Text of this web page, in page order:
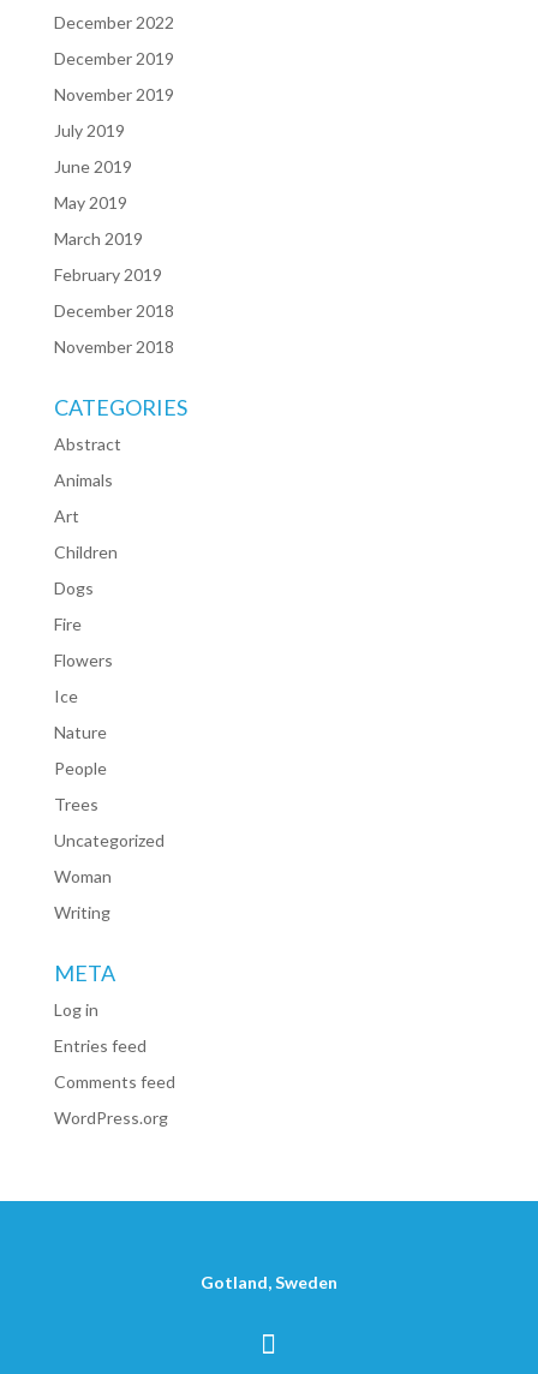
December 2022
December 2019
November 2019
July 2019
June 2019
May 2019
March 2019
February 2019
December 2018
November 2018
CATEGORIES
Abstract
Animals
Art
Children
Dogs
Fire
Flowers
Ice
Nature
People
Trees
Uncategorized
Woman
Writing
META
Log in
Entries feed
Comments feed
WordPress.org
Gotland, Sweden
